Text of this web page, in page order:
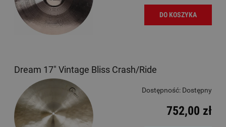
DO KOSZYKA
Dream 17" Vintage Bliss Crash/Ride
Dostępność: Dostępny
752,00 zł